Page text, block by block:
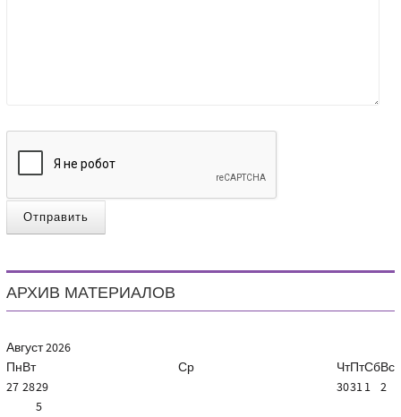
Отправить
АРХИВ МАТЕРИАЛОВ
Август2026
ПнВт Ср ЧтПтСбВс
27 2829 30311 2
5